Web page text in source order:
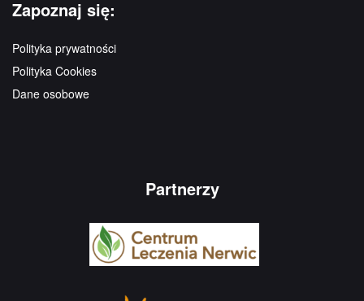
Zapoznaj się:
Polityka prywatności
Polityka Cookies
Dane osobowe
Partnerzy